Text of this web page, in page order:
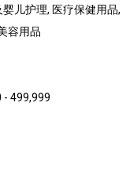
儿护理, 医疗保健用品,
容用品
- 499,999